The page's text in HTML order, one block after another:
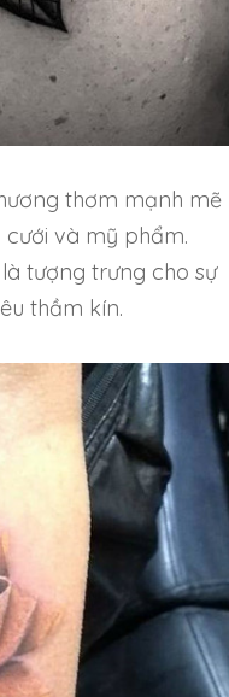
thơm mạnh mẽ
và mỹ phẩm.
tượng trưng cho sự
thầm kín.